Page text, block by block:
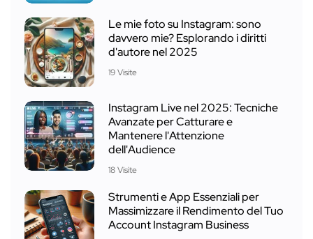
Le mie foto su Instagram: sono
davvero mie? Esplorando i diritti
d'autore nel 2025
19 Visite
Instagram Live nel 2025: Tecniche
Avanzate per Catturare e
Mantenere l'Attenzione
dell'Audience
18 Visite
Strumenti e App Essenziali per
Massimizzare il Rendimento del Tuo
Account Instagram Business